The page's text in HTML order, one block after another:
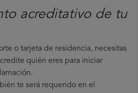
acreditativo de tu
o tarjeta de residencia, necesitas
quién eres para iniciar
te será requerido en el